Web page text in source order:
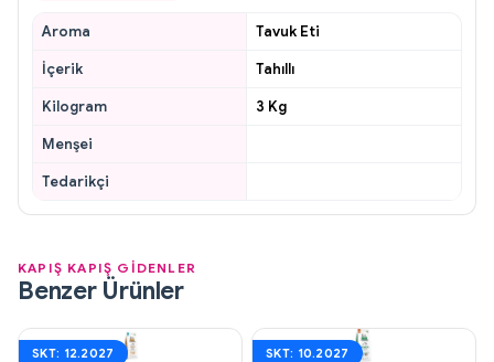
Aroma
Tavuk Eti
İçerik
Tahıllı
Kilogram
3 Kg
Menşei
Tedarikçi
KAPIŞ KAPIŞ GİDENLER
Benzer Ürünler
SKT: 12.2027 SKT: 10.2027